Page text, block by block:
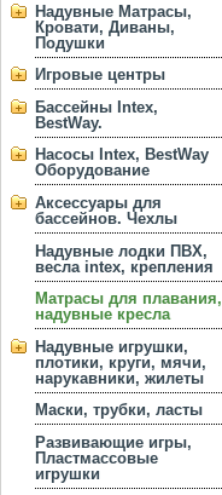
Надувные Матрасы,
Кровати, Диваны,
Подушки
Игровые центры
Бассейны Intex,
BestWay.
Насосы Intex, BestWay
Оборудование
Аксессуары для
бассейнов. Чехлы
Надувные лодки ПВХ,
весла intex, крепления
Матрасы для плавания,
надувные кресла
Надувные игрушки,
плотики, круги, мячи,
нарукавники, жилеты
Маски, трубки, ласты
Развивающие игры,
Пластмассовые
игрушки